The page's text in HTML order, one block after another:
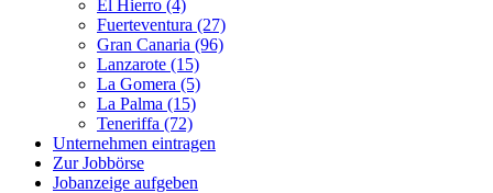
El Hierro (4)
Fuerteventura (27)
Gran Canaria (96)
Lanzarote (15)
La Gomera (5)
La Palma (15)
Teneriffa (72)
Unternehmen eintragen
Zur Jobbörse
Jobanzeige aufgeben